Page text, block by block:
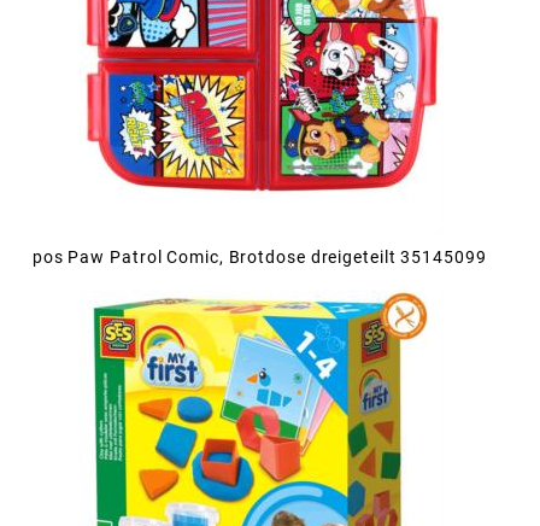
pos Paw Patrol Comic, Brotdose dreigeteilt 35145099